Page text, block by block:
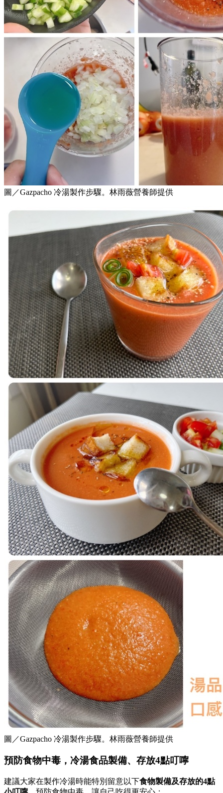
圖／Gazpacho 冷湯製作步驟。林雨薇營養師提供
圖／Gazpacho 冷湯製作步驟。林雨薇營養師提供
預防食物中毒，冷湯食品製備、存放4點叮嚀
建議大家在製作冷湯時能特別留意以下食物製備及存放的4點